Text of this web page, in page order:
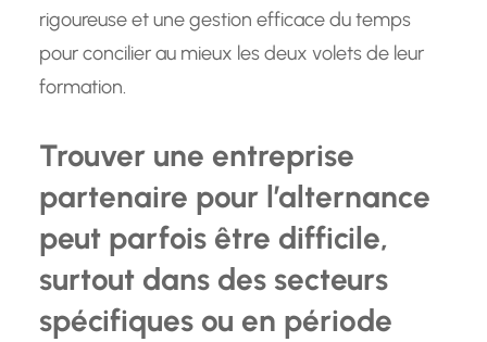
rigoureuse et une gestion efficace du temps
pour concilier au mieux les deux volets de leur
formation.
Trouver une entreprise
partenaire pour l’alternance
peut parfois être difficile,
surtout dans des secteurs
spécifiques ou en période